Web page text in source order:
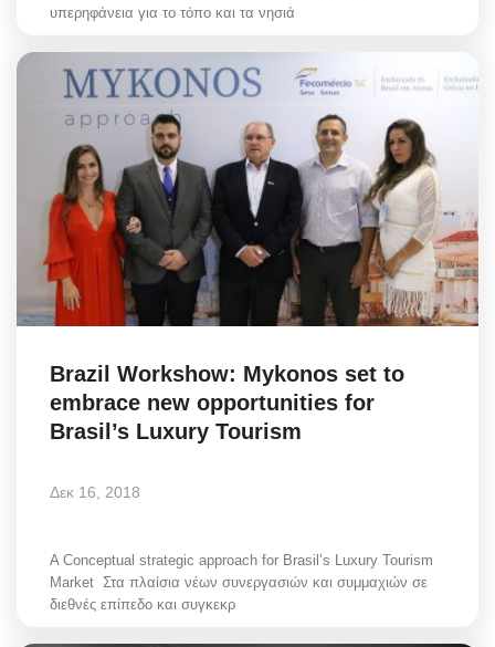
υπερηφάνεια για το τόπο και τα νησιά
Brazil Workshow: Mykonos set to
embrace new opportunities for
Brasil’s Luxury Tourism
Δεκ 16, 2018
A Conceptual strategic approach for Brasil’s Luxury Tourism
Market Στα πλαίσια νέων συνεργασιών και συμμαχιών σε
διεθνές επίπεδο και συγκεκρ